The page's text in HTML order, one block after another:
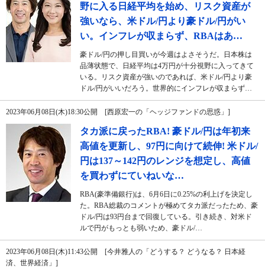
野に入る日経平均を始め、リスク資産が
強いなら、米ドル/円より豪ドル/円がい
い。インフレが収まらず、RBAはあ…
豪ドル/円の押し目買いが今週はよさそうだ。日本株は
品薄状態で、日経平均は4万円が十分視野に入ってきて
いる。リスク資産が強いのであれば、米ドル/円より豪
ドル/円がいいだろう。世界的にインフレが収まらず…
2023年06月08日(木)18:30公開 [西原宏一の「ヘッジファンドの思惑」]
タカ派に戻ったRBA! 豪ドル/円は年初来
高値を更新し、97円に向けて続伸! 米ドル/
円は137～142円のレンジを想定し、高値
を買わずにていねいな…
RBA(豪準備銀行)は、6月6日に0.25%の利上げを決定し
た。RBA総裁のコメントが極めてタカ派だったため、豪
ドル/円は93円台まで回復している。引き続き、対米ド
ルで円がもっとも弱いため、豪ドル/…
2023年06月08日(木)11:43公開 [今井雅人の「どうする？ どうなる？ 日本経
済、世界経済」]